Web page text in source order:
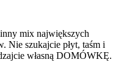
mix największych
Nie szukajcie płyt, taśm i
własną DOMÓWKĘ.